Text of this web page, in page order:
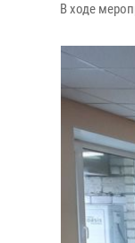
В ходе